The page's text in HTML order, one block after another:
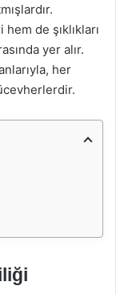
de şıklıkları
yer alır.
her